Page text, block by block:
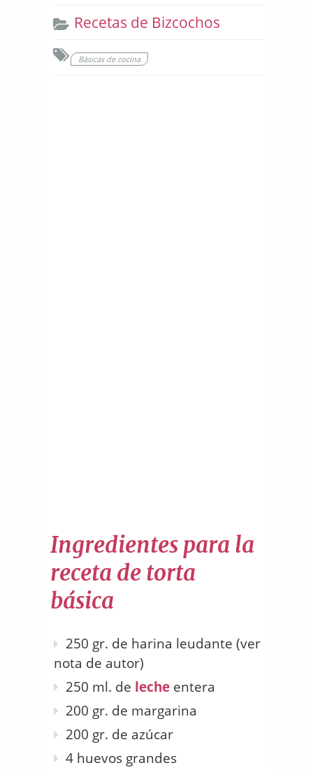
Recetas de Bizcochos
Básicas de cocina
Ingredientes para la
receta de torta
básica
250 gr. de harina leudante (ver
nota de autor)
250 ml. de leche entera
200 gr. de margarina
200 gr. de azúcar
4 huevos grandes